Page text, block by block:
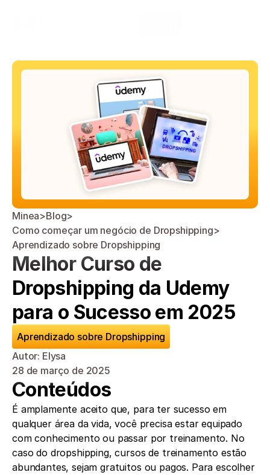
Minea>Blog>
Como começar um negócio de Dropshipping>
Aprendizado sobre Dropshipping
Melhor Curso de
Dropshipping da Udemy
para o Sucesso em 2025
Aprendizado sobre Dropshipping
Autor: Elysa
28 de março de 2025
Conteúdos
É amplamente aceito que, para ter sucesso em
qualquer área da vida, você precisa estar equipado
com conhecimento ou passar por treinamento. No
caso do dropshipping, cursos de treinamento estão
abundantes, sejam gratuitos ou pagos. Para escolher